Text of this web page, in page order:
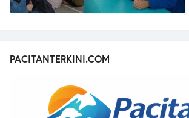
PACITANTERKINI.COM